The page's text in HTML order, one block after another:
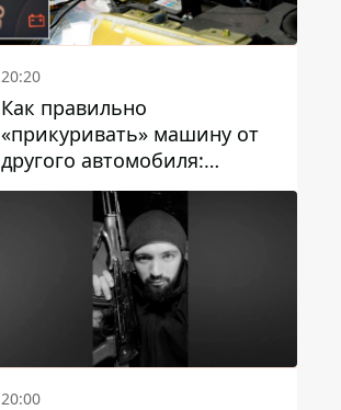
20:20
Как правильно
«прикуривать» машину от
другого автомобиля:
инструкция для водителей
20:00